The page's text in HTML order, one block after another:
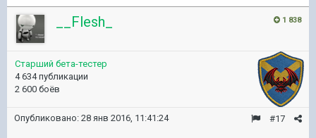
1 838
__Flesh_
Старший бета-тестер
4 634 публикации
2 600 боёв
#17
Опубликовано: 28 янв 2016, 11:41:24